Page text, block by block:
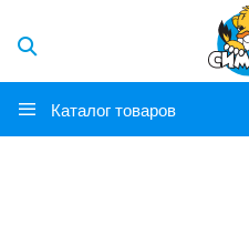
Каталог товаров